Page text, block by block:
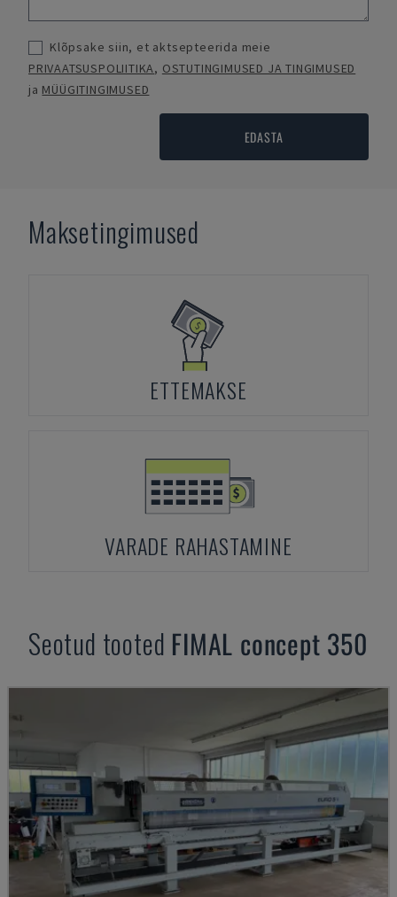
Klõpsake siin, et aktsepteerida meie
PRIVAATSUSPOLIITIKA, OSTUTINGIMUSED JA TINGIMUSED
ja MÜÜGITINGIMUSED
EDASTA
Maksetingimused
ETTEMAKSE
VARADE RAHASTAMINE
Seotud tooted FIMAL concept 350